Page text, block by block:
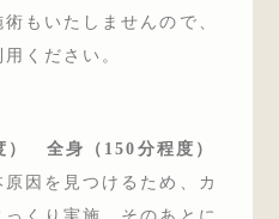
もいたしませんので、
ください。
） 全身（150分程度）
因を見つけるため、カ